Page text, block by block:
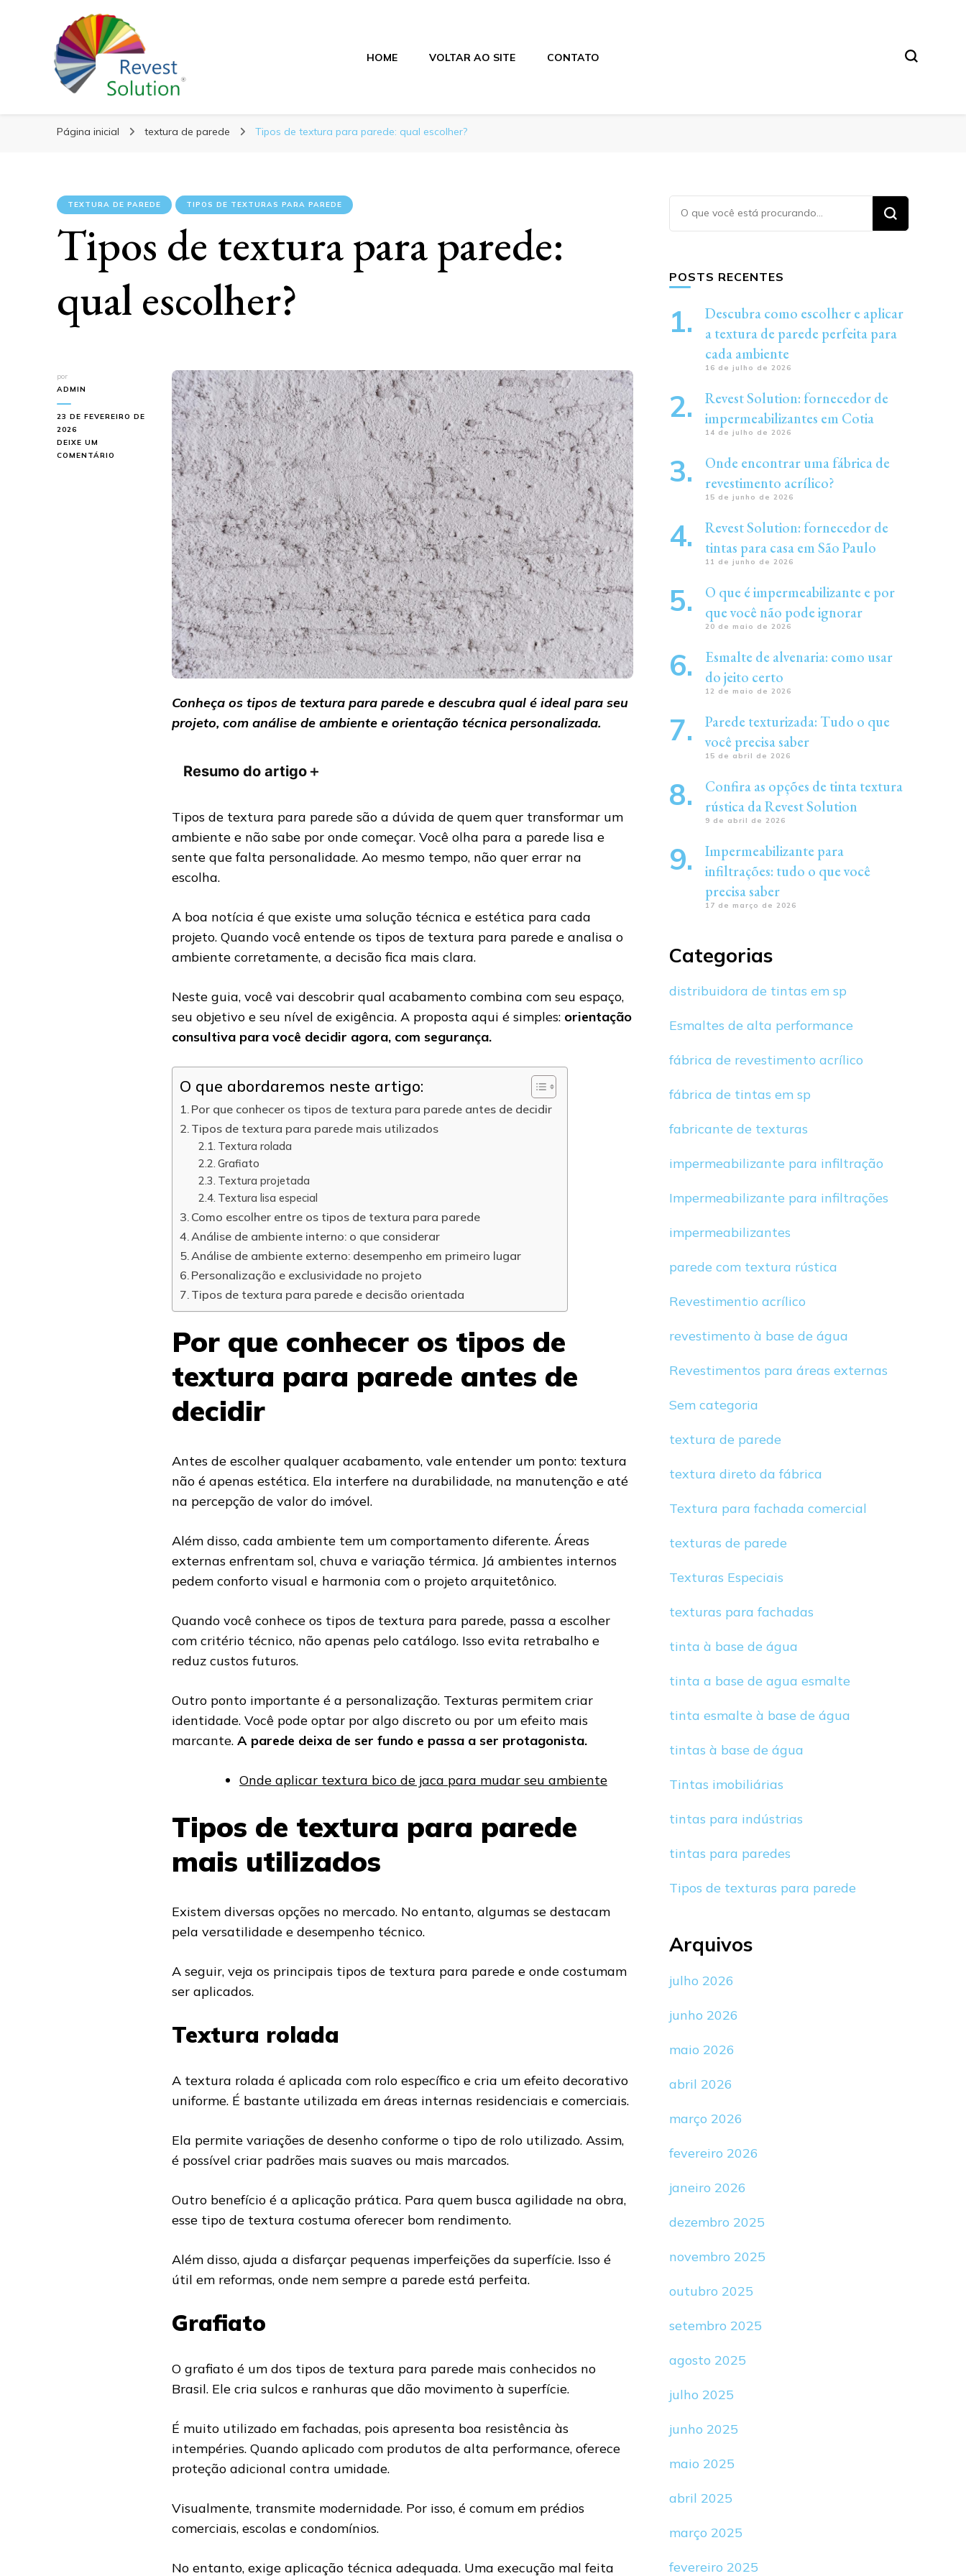
Blog Revest Solution
HOME VOLTAR AO SITE CONTATO
Página inicial textura de parede Tipos de textura para parede: qual escolher?
TEXTURA DE PAREDE TIPOS DE TEXTURAS PARA PAREDE
Tipos de textura para parede:
qual escolher?
por
ADMIN
23 DE FEVEREIRO DE
2026
DEIXE UM
COMENTÁRIO
Conheça os tipos de textura para parede e descubra qual é ideal para seu
projeto, com análise de ambiente e orientação técnica personalizada.
Resumo do artigo＋
Tipos de textura para parede são a dúvida de quem quer transformar um
ambiente e não sabe por onde começar. Você olha para a parede lisa e
sente que falta personalidade. Ao mesmo tempo, não quer errar na
escolha.
A boa notícia é que existe uma solução técnica e estética para cada
projeto. Quando você entende os tipos de textura para parede e analisa o
ambiente corretamente, a decisão fica mais clara.
Neste guia, você vai descobrir qual acabamento combina com seu espaço,
seu objetivo e seu nível de exigência. A proposta aqui é simples: orientação
consultiva para você decidir agora, com segurança.
O que abordaremos neste artigo:
Por que conhecer os tipos de textura para parede antes de decidir
Tipos de textura para parede mais utilizados
Textura rolada
Grafiato
Textura projetada
Textura lisa especial
Como escolher entre os tipos de textura para parede
Análise de ambiente interno: o que considerar
Análise de ambiente externo: desempenho em primeiro lugar
Personalização e exclusividade no projeto
Tipos de textura para parede e decisão orientada
Por que conhecer os tipos de
textura para parede antes de
decidir
Antes de escolher qualquer acabamento, vale entender um ponto: textura
não é apenas estética. Ela interfere na durabilidade, na manutenção e até
na percepção de valor do imóvel.
Além disso, cada ambiente tem um comportamento diferente. Áreas
externas enfrentam sol, chuva e variação térmica. Já ambientes internos
pedem conforto visual e harmonia com o projeto arquitetônico.
Quando você conhece os tipos de textura para parede, passa a escolher
com critério técnico, não apenas pelo catálogo. Isso evita retrabalho e
reduz custos futuros.
Outro ponto importante é a personalização. Texturas permitem criar
identidade. Você pode optar por algo discreto ou por um efeito mais
marcante. A parede deixa de ser fundo e passa a ser protagonista.
Onde aplicar textura bico de jaca para mudar seu ambiente
Tipos de textura para parede
mais utilizados
Existem diversas opções no mercado. No entanto, algumas se destacam
pela versatilidade e desempenho técnico.
A seguir, veja os principais tipos de textura para parede e onde costumam
ser aplicados.
Textura rolada
A textura rolada é aplicada com rolo específico e cria um efeito decorativo
uniforme. É bastante utilizada em áreas internas residenciais e comerciais.
Ela permite variações de desenho conforme o tipo de rolo utilizado. Assim,
é possível criar padrões mais suaves ou mais marcados.
Outro benefício é a aplicação prática. Para quem busca agilidade na obra,
esse tipo de textura costuma oferecer bom rendimento.
Além disso, ajuda a disfarçar pequenas imperfeições da superfície. Isso é
útil em reformas, onde nem sempre a parede está perfeita.
Grafiato
O grafiato é um dos tipos de textura para parede mais conhecidos no
Brasil. Ele cria sulcos e ranhuras que dão movimento à superfície.
É muito utilizado em fachadas, pois apresenta boa resistência às
intempéries. Quando aplicado com produtos de alta performance, oferece
proteção adicional contra umidade.
Visualmente, transmite modernidade. Por isso, é comum em prédios
comerciais, escolas e condomínios.
No entanto, exige aplicação técnica adequada. Uma execução mal feita
Procurando
algo?
POSTS RECENTES
Descubra como escolher e aplicar
a textura de parede perfeita para
cada ambiente
16 de julho de 2026
Revest Solution: fornecedor de
impermeabilizantes em Cotia
14 de julho de 2026
Onde encontrar uma fábrica de
revestimento acrílico?
15 de junho de 2026
Revest Solution: fornecedor de
tintas para casa em São Paulo
11 de junho de 2026
O que é impermeabilizante e por
que você não pode ignorar
20 de maio de 2026
Esmalte de alvenaria: como usar
do jeito certo
12 de maio de 2026
Parede texturizada: Tudo o que
você precisa saber
15 de abril de 2026
Confira as opções de tinta textura
rústica da Revest Solution
9 de abril de 2026
Impermeabilizante para
infiltrações: tudo o que você
precisa saber
17 de março de 2026
Categorias
distribuidora de tintas em sp
Esmaltes de alta performance
fábrica de revestimento acrílico
fábrica de tintas em sp
fabricante de texturas
impermeabilizante para infiltração
Impermeabilizante para infiltrações
impermeabilizantes
parede com textura rústica
Revestimentio acrílico
revestimento à base de água
Revestimentos para áreas externas
Sem categoria
textura de parede
textura direto da fábrica
Textura para fachada comercial
texturas de parede
Texturas Especiais
texturas para fachadas
tinta à base de água
tinta a base de agua esmalte
tinta esmalte à base de água
tintas à base de água
Tintas imobiliárias
tintas para indústrias
tintas para paredes
Tipos de texturas para parede
Arquivos
julho 2026
junho 2026
maio 2026
abril 2026
março 2026
fevereiro 2026
janeiro 2026
dezembro 2025
novembro 2025
outubro 2025
setembro 2025
agosto 2025
julho 2025
junho 2025
maio 2025
abril 2025
março 2025
fevereiro 2025